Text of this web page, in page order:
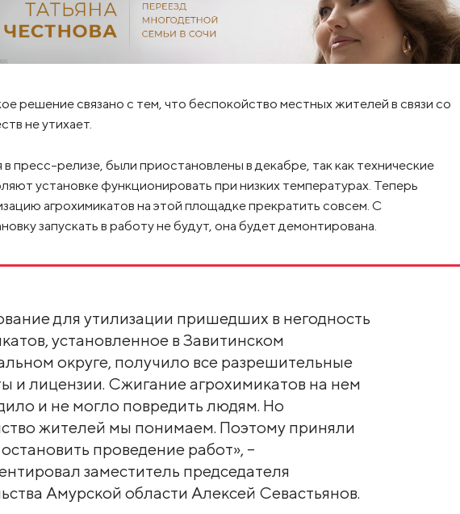
решение связано с тем, что беспокойство местных жителей в связи со
не утихает.
пресс-релизе, были приостановлены в декабре, так как технические
установке функционировать при низких температурах. Теперь
агрохимикатов на этой площадке прекратить совсем. С
запускать в работу не будут, она будет демонтирована.
для утилизации пришедших в негодность
установленное в Завитинском
округе, получило все разрешительные
и лицензии. Сжигание агрохимикатов на нем
и не могло повредить людям. Но
жителей мы понимаем. Поэтому приняли
проведение работ», –
заместитель председателя
Амурской области Алексей Севастьянов.